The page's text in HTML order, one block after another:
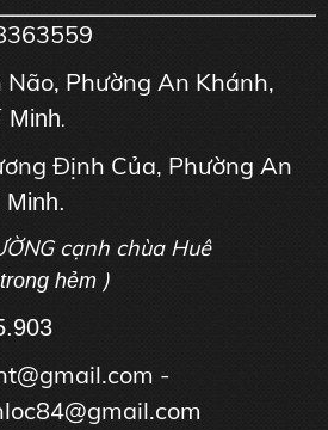
Phường An Khánh,
Minh.
Định Của, Phường An
cạnh chùa Huê
hẻm )
-